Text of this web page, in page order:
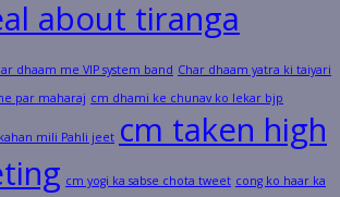
about tiranga
dhaam me VIP system band Char dhaam yatra ki taiyari
par maharaj cm dhami ke chunav ko lekar bjp
mili Pahli jeet cm taken high
cm yogi ka sabse chota tweet cong ko haar ka